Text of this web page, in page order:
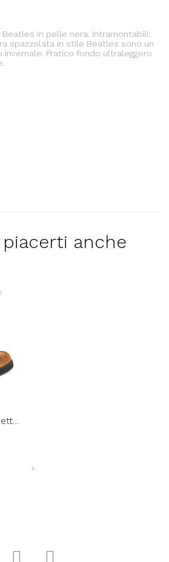
Beatles in pelle nera. Intramontabili:
spazzolata in stile Beatles sono un
invernale. Pratico fondo ultraleggero
anche